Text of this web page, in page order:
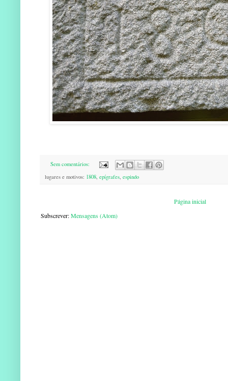
Sem comentários:
lugares e motivos: 1808, epígrafes, espindo
Página inicial
Subscrever:Mensagens (Atom)